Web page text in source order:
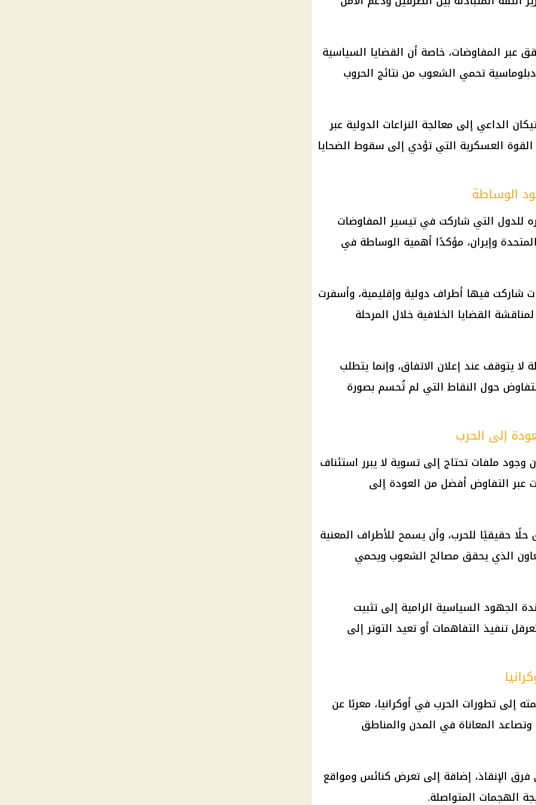
عبر المفاوضات، خاصة أن القضايا السياسية
تحمي الشعوب من نتائج الحروب
الداعي إلى معالجة النزاعات الدولية عبر
القوة العسكرية التي تؤدي إلى سقوط الضحايا
الوساطة
للدول التي شاركت في تيسير المفاوضات
وإيران، مؤكدًا أهمية الوساطة في
شاركت فيها أطراف دولية وإقليمية، وأسفرت
القضايا الخلافية خلال المرحلة
لا يتوقف عند إعلان الاتفاق، وإنما يتطلب
حول النقاط التي لم تُحسم بصورة
إلى الحرب
وجود ملفات تحتاج إلى تسوية لا يبرر استئناف
عبر التفاوض أفضل من العودة إلى
حقيقيًا للحرب، وأن يسمح للأطراف المعنية
الذي يحقق مصالح الشعوب ويحمي
الجهود السياسية الرامية إلى تثبيت
تنفيذ التفاهمات أو تعيد التوتر إلى
إلى تطورات الحرب في أوكرانيا، معربًا عن
المعاناة في المدن والمناطق
فرق الإنقاذ، إضافة إلى تعرض كنائس ومواقع
الهجمات المتواصلة.